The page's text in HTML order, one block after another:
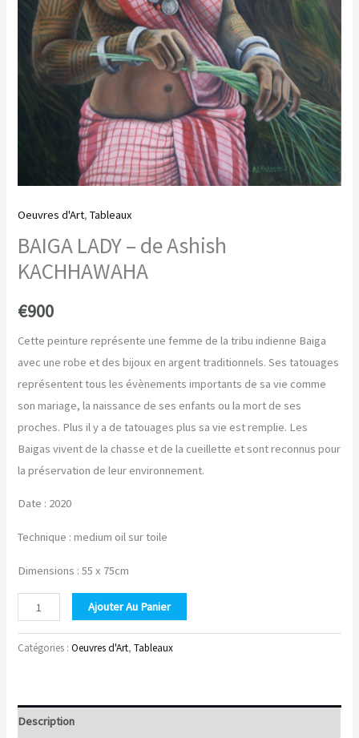
Oeuvres d'Art,Tableaux
BAIGA LADY – de Ashish
KACHHAWAHA
€900
Cette peinture représente une femme de la tribu indienne Baiga
avec une robe et des bijoux en argent traditionnels. Ses tatouages
représentent tous les évènements importants de sa vie comme
son mariage, la naissance de ses enfants ou la mort de ses
proches. Plus il y a de tatouages plus sa vie est remplie. Les
Baigas vivent de la chasse et de la cueillette et sont reconnus pour
la préservation de leur environnement.
Date : 2020
Technique : medium oil sur toile
Dimensions : 55 x 75cm
quantité
de
BAIGA
de
Ajouter Au Panier
Catégories :Oeuvres d'Art,Tableaux
Description